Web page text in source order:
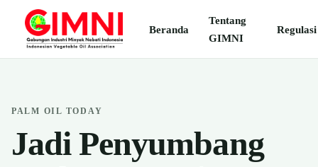
Beranda
Tentang
GIMNI
Regulasi
PALM OIL TODAY
Jadi Penyumbang